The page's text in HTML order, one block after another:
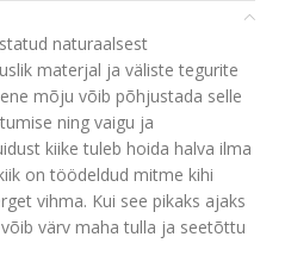
naturaalsest
materjal ja väliste tegurite
mõju võib põhjustada selle
ning vaigu ja
kiike tuleb hoida halva ilma
on töödeldud mitme kihi
vihma. Kui see pikaks ajaks
värv maha tulla ja seetõttu